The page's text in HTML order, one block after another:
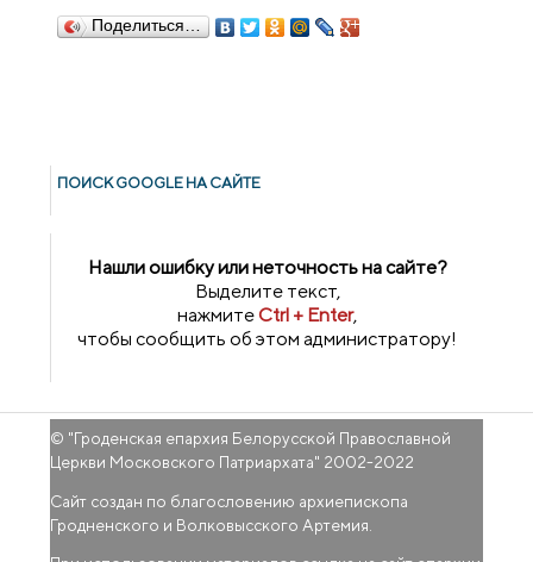
Поделиться…
ПОИСК GOОGLE НА САЙТЕ
Нашли ошибку или неточность на сайте?
Выделите текст,
нажмитеCtrl + Enter,
чтобы сообщить об этом администратору!
© "Гроденская епархия Белорусской Православной
Церкви Московского Патриархата" 2002-2022
Сайт создан по благословению архиепископа
Гродненского и Волковысского Артемия.